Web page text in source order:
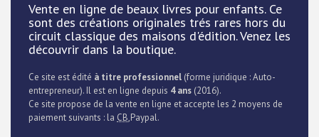
Vente en ligne de beaux livres pour enfants. Ce
sont des créations originales trés rares hors du
circuit classique des maisons d'édition. Venez les
découvrir dans la boutique.
Ce site est édité à titre professionnel (forme juridique : Auto-
entrepreneur). Il est en ligne depuis 4 ans (2016).
Ce site propose de la vente en ligne et accepte les 2 moyens de
paiement suivants : la CB,Paypal.